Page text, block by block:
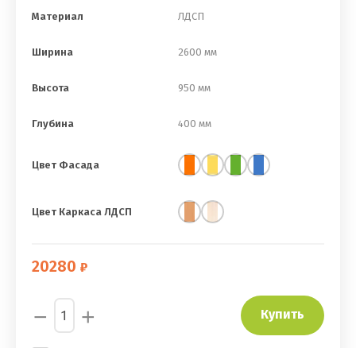
Материал ЛДСП
Ширина 2600 мм
Высота 950 мм
Глубина 400 мм
Цвет Фасада
Цвет Каркаса ЛДСП
20280
− + Купить